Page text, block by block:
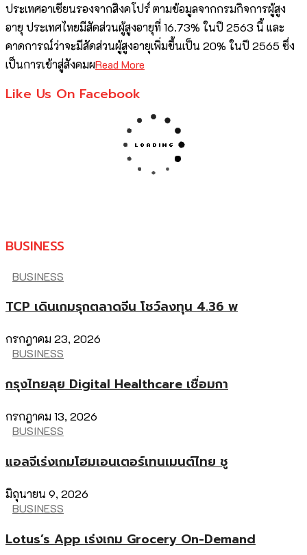
ประเทศอาเซียนรองจากสิงคโปร์ ตามข้อมูลจากกรมกิจการผู้สูง
อายุ ประเทศไทยมีสัดส่วนผู้สูงอายุที่ 16.73% ในปี 2563 นี้ และ
คาดการณ์ว่าจะมีสัดส่วนผู้สูงอายุเพิ่มขึ้นเป็น 20% ในปี 2565 ซึ่ง
เป็นการเข้าสู่สังคมผRead More
Like Us On Facebook
BUSINESS
BUSINESS
TCP เดินเกมรุกตลาดจีน โชว์ลงทุน 4.36 พ
กรกฎาคม 23, 2026
BUSINESS
กรุงไทยลุย Digital Healthcare เชื่อมกา
กรกฎาคม 13, 2026
BUSINESS
แอลจีเร่งเกมโฮมเอนเตอร์เทนเมนต์ไทย ชู
มิถุนายน 9, 2026
BUSINESS
Lotus’s App เร่งเกม Grocery On-Demand